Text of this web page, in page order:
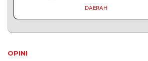
DAERAH
OPINI